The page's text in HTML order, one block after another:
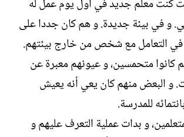
كنت معلم جديد في أول يوم عمل له
و في بيئة جديدة. و هم كان جددا على
التعامل مع شخص من خارج بيئتهم.
كانوا متحمسين، و عيونهم معبرة عن
و البعض منهم كان يعي أنه يعيش
للمدرسة.
و بدات عملية التعرف عليهم و